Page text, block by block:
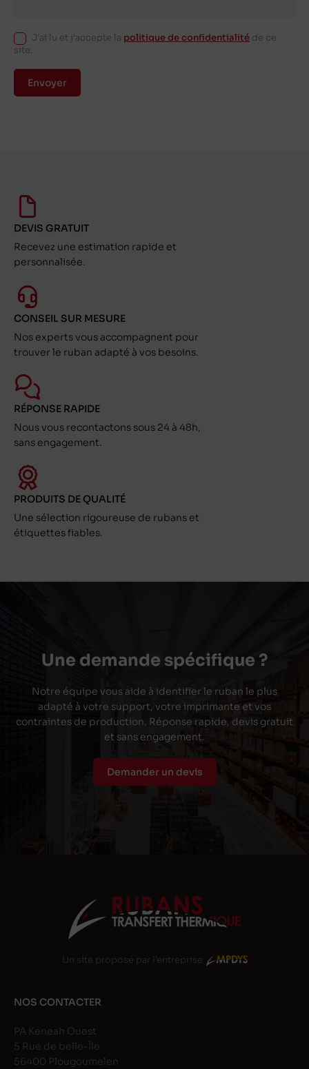
J'ai lu et j'accepte la politique de confidentialité de ce
site.
Envoyer
DEVIS GRATUIT
Recevez une estimation rapide et
personnalisée.
CONSEIL SUR MESURE
Nos experts vous accompagnent pour
trouver le ruban adapté à vos besoins.
RÉPONSE RAPIDE
Nous vous recontactons sous 24 à 48h,
sans engagement.
PRODUITS DE QUALITÉ
Une sélection rigoureuse de rubans et
étiquettes fiables.
Une demande spécifique ?
Notre équipe vous aide à identifier le ruban le plus
adapté à votre support, votre imprimante et vos
contraintes de production. Réponse rapide, devis gratuit
et sans engagement.
Demander un devis
Un site proposé par l'entreprise
NOS CONTACTER
PA Keneah Ouest
5 Rue de belle-Île
56400 Plougoumelen